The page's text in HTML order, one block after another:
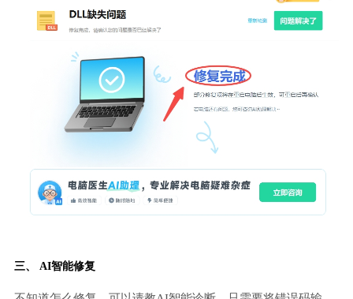
三、 AI智能修复